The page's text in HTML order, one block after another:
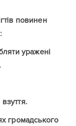
повинен
уражені
громадського